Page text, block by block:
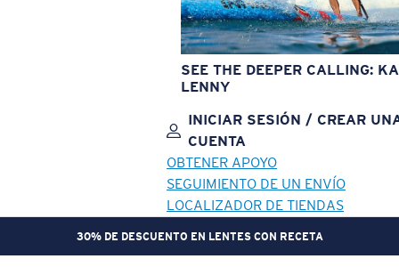
SEE THE DEEPER CALLING:
LENNY
INICIAR SESIÓN / CREAR
CUENTA
OBTENER APOYO
SEGUIMIENTO DE UN ENVÍO
LOCALIZADOR DE TIENDAS
30% DE DESCUENTO EN LENTES CON RECETA